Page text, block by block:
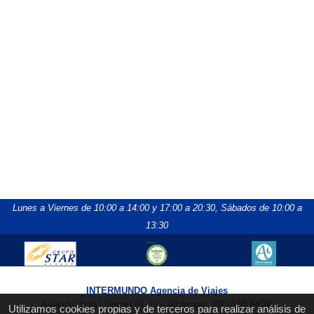
Utilizamos cookies propias y de terceros para realizar análisis de
Lunes a Viernes de 10:00 a 14:00 y 17:00 a 20:30, Sábados de 10:00 a
13:30
INTERMUNDO Agencia de Viajes
Avenida de la Libertad 81, Los Alcázares 30710 MURCIA